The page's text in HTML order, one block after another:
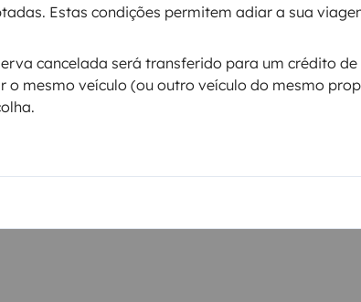
Estas condições permitem adiar a sua
cancelada será transferido para um crédito de
o mesmo veículo (ou outro veículo do mesmo
Data de circulação
2014